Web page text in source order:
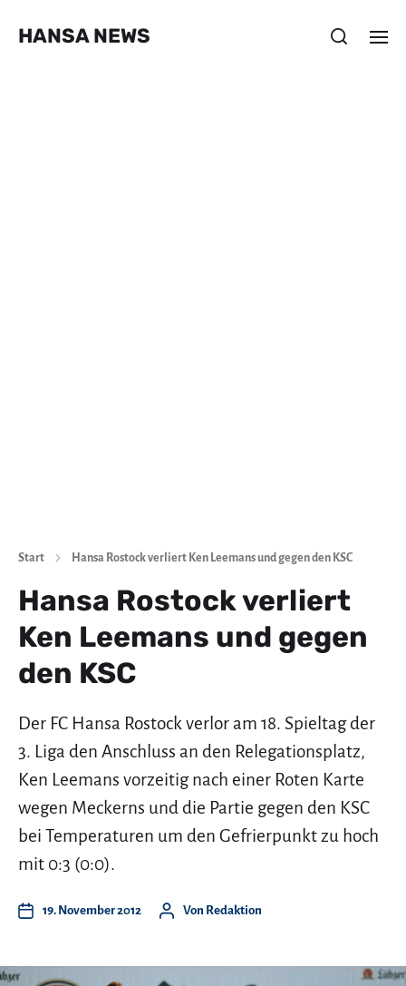
HANSA NEWS
Start Hansa Rostock verliert Ken Leemans und gegen den KSC
Hansa Rostock verliert
Ken Leemans und gegen
den KSC
Der FC Hansa Rostock verlor am 18. Spieltag der
3. Liga den Anschluss an den Relegationsplatz,
Ken Leemans vorzeitig nach einer Roten Karte
wegen Meckerns und die Partie gegen den KSC
bei Temperaturen um den Gefrierpunkt zu hoch
mit 0:3 (0:0).
19. November 2012 Von Redaktion